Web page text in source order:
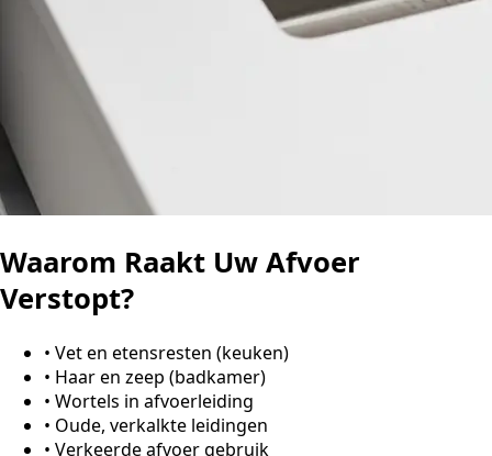
Waarom Raakt Uw Afvoer
Verstopt?
• Vet en etensresten (keuken)
• Haar en zeep (badkamer)
• Wortels in afvoerleiding
• Oude, verkalkte leidingen
• Verkeerde afvoer gebruik